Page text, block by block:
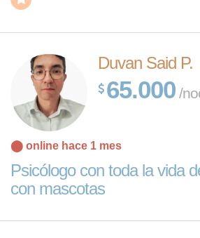
Duvan Said P.
65.000 /
⬤ online hace 1 mes
Psicólogo con toda la vida
con mascotas